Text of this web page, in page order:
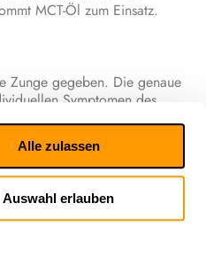
Alle zulassen
Auswahl erlauben
MCT-Öl zum Einsatz.
Zunge gegeben. Die genaue
Symptomen des